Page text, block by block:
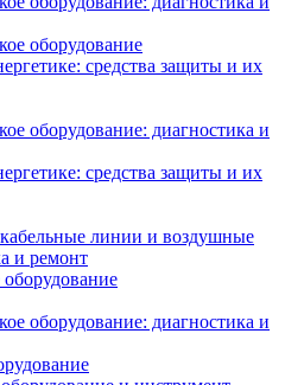
оборудование
средства защиты и их
оборудование: диагностика и
средства защиты и их
линии и воздушные
и ремонт
оборудование: диагностика и